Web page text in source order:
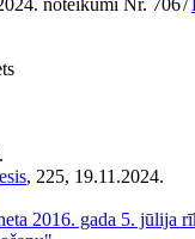
, 225, 19.11.2024.
2016. gada 5. jūlija